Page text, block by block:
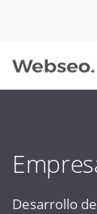
Desarrollo